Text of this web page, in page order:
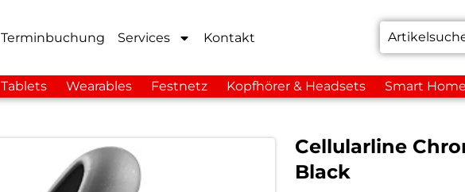
Terminbuchung Services Kontakt
Tablets Wearables Festnetz Kopfhörer & Headsets Smart
Cellularline
Black